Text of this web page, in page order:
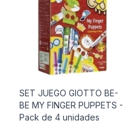
SET JUEGO GIOTTO BE-
BE MY FINGER PUPPETS -
Pack de 4 unidades